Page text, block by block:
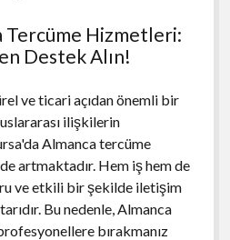
Tercüme Hizmetleri:
Destek Alın!
ve ticari açıdan önemli bir
ilişkilerin
Almanca tercüme
artmaktadır. Hem iş hem de
ve etkili bir şekilde iletişim
Bu nedenle, Almanca
bırakmanız